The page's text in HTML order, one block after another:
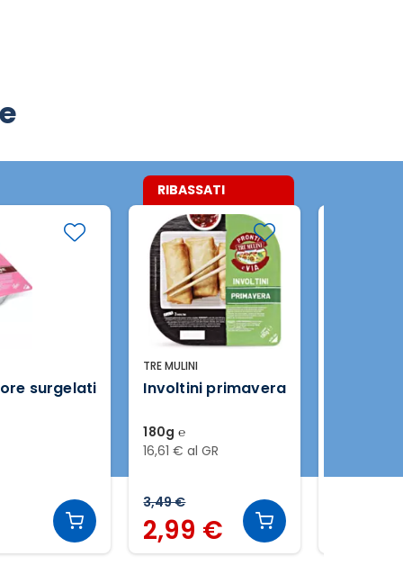
surgelati
TRE MULINI
Involtini primavera
180g ℮
16,61 € al GR
RIBASSATI
3,49 €
2,99 €